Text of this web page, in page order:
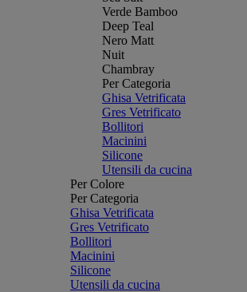
Verde Bamboo
Deep Teal
Nero Matt
Nuit
Chambray
Per Categoria
Ghisa Vetrificata
Gres Vetrificato
Bollitori
Macinini
Silicone
Utensili da cucina
Per Colore
Per Categoria
Ghisa Vetrificata
Gres Vetrificato
Bollitori
Macinini
Silicone
Utensili da cucina